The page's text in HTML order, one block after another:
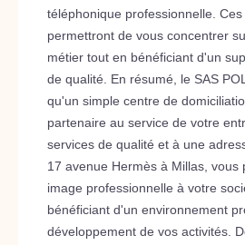
téléphonique professionnelle.
permettront de vous concentrer
métier tout en bénéficiant d'un
de qualité. En résumé, le SAS
qu'un simple centre de
partenaire au service de votre
services de qualité et à une
17 avenue Hermès à Millas, vous
image professionnelle à votre
bénéficiant d'un environnement
développement de vos activités.